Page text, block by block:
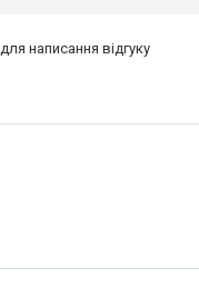
для написання відгуку